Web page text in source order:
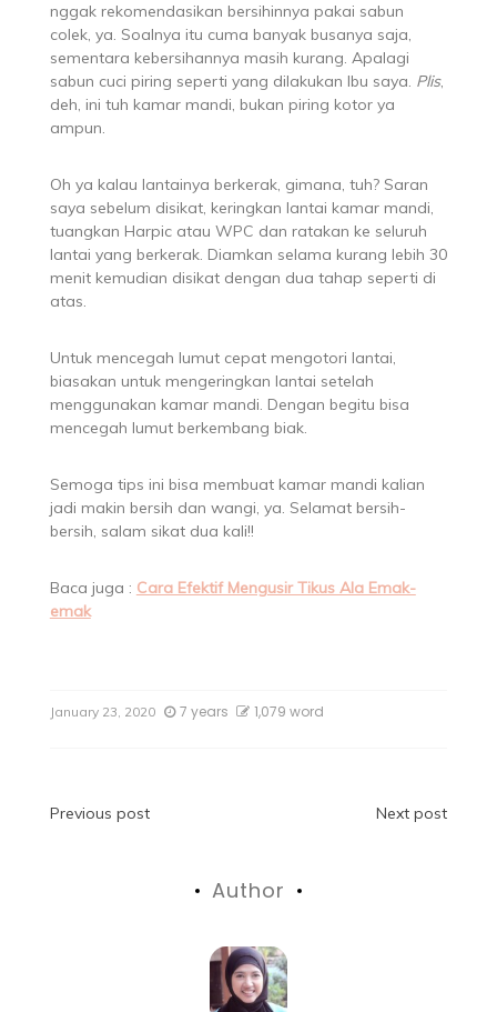
nggak rekomendasikan bersihinnya pakai sabun
colek, ya. Soalnya itu cuma banyak busanya saja,
sementara kebersihannya masih kurang. Apalagi
sabun cuci piring seperti yang dilakukan Ibu saya. Plis,
deh, ini tuh kamar mandi, bukan piring kotor ya
ampun.
Oh ya kalau lantainya berkerak, gimana, tuh? Saran
saya sebelum disikat, keringkan lantai kamar mandi,
tuangkan Harpic atau WPC dan ratakan ke seluruh
lantai yang berkerak. Diamkan selama kurang lebih 30
menit kemudian disikat dengan dua tahap seperti di
atas.
Untuk mencegah lumut cepat mengotori lantai,
biasakan untuk mengeringkan lantai setelah
menggunakan kamar mandi. Dengan begitu bisa
mencegah lumut berkembang biak.
Semoga tips ini bisa membuat kamar mandi kalian
jadi makin bersih dan wangi, ya. Selamat bersih-
bersih, salam sikat dua kali!!
Baca juga : Cara Efektif Mengusir Tikus Ala Emak-
emak
January 23, 2020 7 years 1,079 word
Previous post Next post
Author